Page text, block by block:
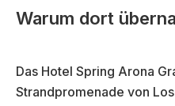
Warum dort
Das Hotel Spring Arona
Strandpromenade von